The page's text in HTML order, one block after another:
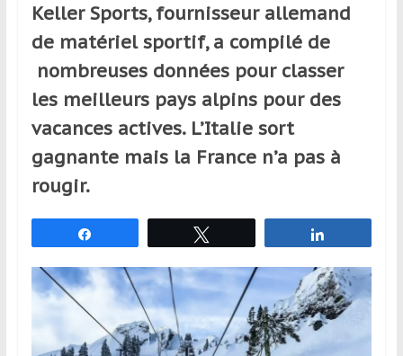
ou
réguliers,
pratiquants,
ou
simples
spectateurs
de
sport,
qui
en
France
Keller Sports, fournisseur allemand
de matériel sportif, a compilé de
nombreuses données pour classer
les meilleurs pays alpins pour des
vacances actives. L’Italie sort
gagnante mais la France n’a pas à
rougir.